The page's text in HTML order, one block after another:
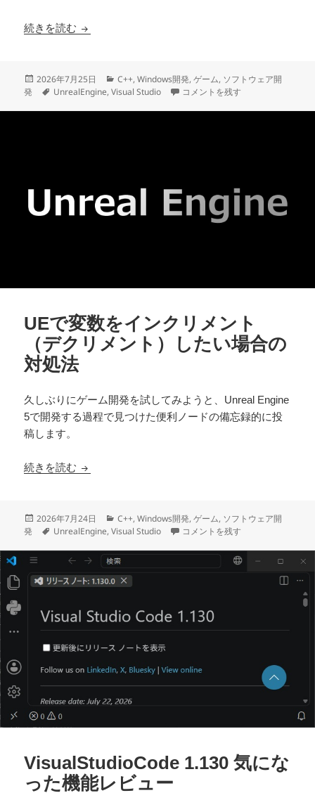
続きを読む UEでTransform変数の値を変更した際に別の値が
投
稿
2026年7月25日
カ
テ
C++,Windows開発,ゲーム, ソフトウェア開
発
タ
UnrealEngine,Visual Studio UEでTransform変数の値を変更し
コメントを残す
UEで変数をインクリメント
（デクリメント）したい場合の
対処法
久しぶりにゲーム開発を試してみようと、Unreal Engine
5で開発する過程で見つけた便利ノードの備忘録的に投
稿します。
続きを読む UEで変数をインクリメント（デクリメント）し
投
稿
2026年7月24日
カ
テ
リ
ー
C++,Windows開発,ゲーム, ソフトウェア開
発
タ
UnrealEngine,Visual Studio UEで変数をインクリメント（デ
コメントを残す
VisualStudioCode 1.130 気にな
った機能レビュー